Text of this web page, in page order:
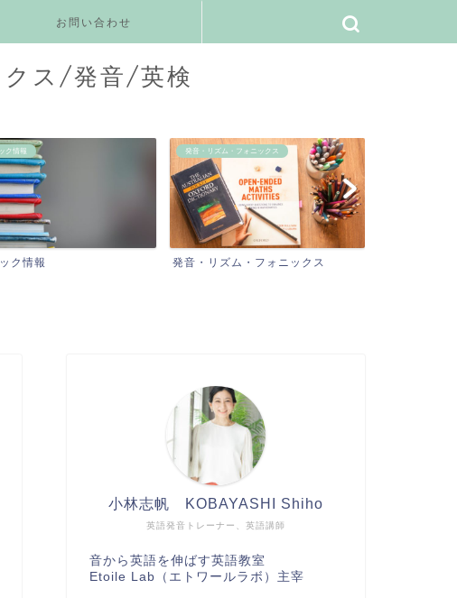
お問い合わせ
ス/発音/英検
ク情報
ク情報
発音・リズム・フォニックス
発音・リズム・フォニックス
英語発音トレーナー、英語講師
小林志帆 KOBAYASHI Shiho
音から英語を伸ばす英語教室
Etoile Lab（エトワールラボ）主宰